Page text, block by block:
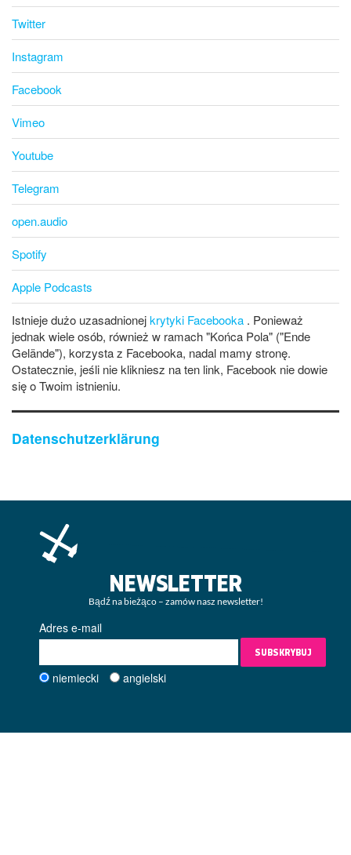
Twitter
Instagram
Facebook
Vimeo
Youtube
Telegram
open.audio
Spotify
Apple Podcasts
Istnieje dużo uzasadnionejkrytyki Facebooka . Ponieważ
jednak wiele osób, również w ramach "Końca Pola" ("Ende
Gelände"), korzysta z Facebooka, nadal mamy stronę.
Ostatecznie, jeśli nie klikniesz na ten link, Facebook nie dowie
się o Twoim istnieniu.
Datenschutzerklärung
NEWSLETTER
Bądź na bieżąco – zamów nasz newsletter!
Adres e-mail
SUBSKRYBUJ
niemiecki angielski